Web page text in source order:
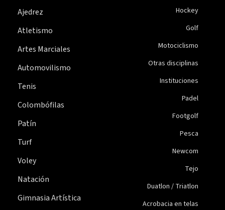
Ajedrez
Atletismo
Artes Marciales
Automovilismo
Tenis
Colombófilas
Patín
Turf
Voley
Natación
Gimnasia Artística
Hockey
Golf
Motociclismo
Otras disciplinas
Instituciones
Padel
Footgolf
Pesca
Newcom
Tejo
Duatlon / Triatlon
Acrobacia en telas